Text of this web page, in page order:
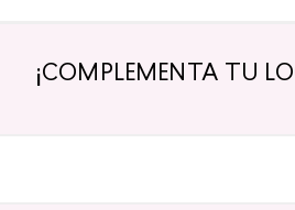
¡COMPLEMENTA TU